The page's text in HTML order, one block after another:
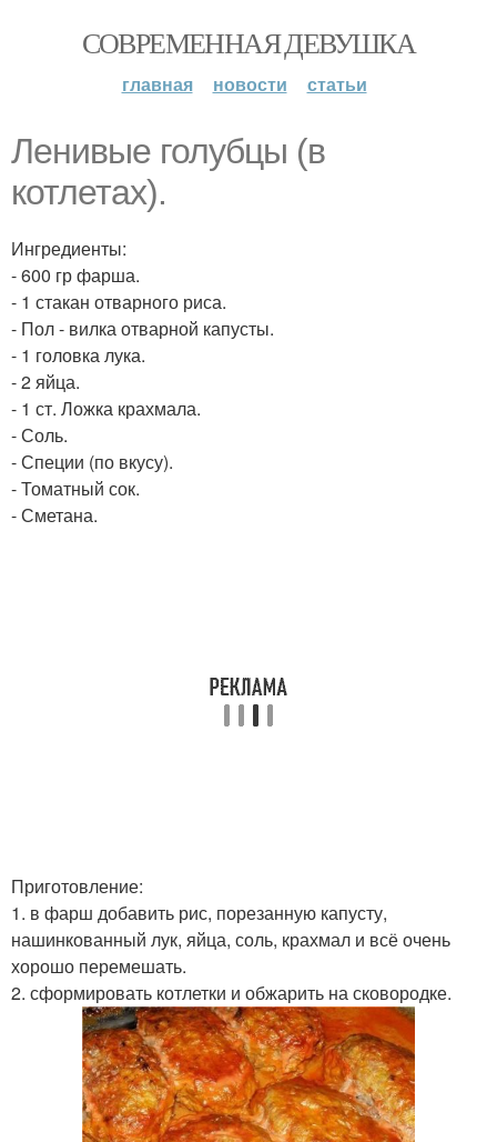
СОВРЕМЕННАЯ ДЕВУШКА
главная новости статьи
Ленивые голубцы (в
котлетах).
Ингредиенты:
- 600 гр фарша.
- 1 стакан отварного риса.
- Пол - вилка отварной капусты.
- 1 головка лука.
- 2 яйца.
- 1 ст. Ложка крахмала.
- Соль.
- Специи (по вкусу).
- Томатный сок.
- Сметана.
Приготовление:
1. в фарш добавить рис, порезанную капусту,
нашинкованный лук, яйца, соль, крахмал и всё очень
хорошо перемешать.
2. сформировать котлетки и обжарить на сковородке.